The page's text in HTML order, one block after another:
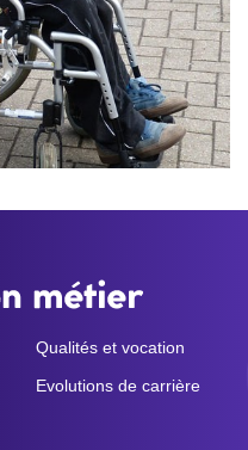
Qualités et vocation
Evolutions de carrière